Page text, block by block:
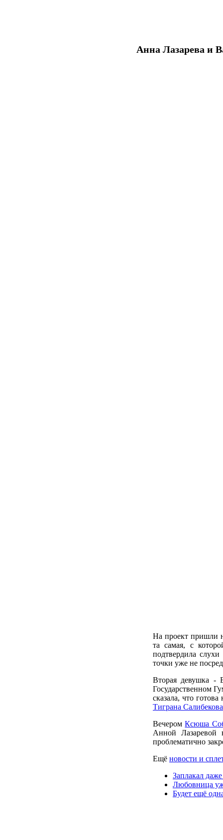
Анна Лазарева и
На проект пришли
та самая, с
подтвердила
точки уже не
Вторая девушка -
Государственном
сказала, что
Тиграна Салибекова
ВечеромКсюша
Анной Лазаревой
проблематично
Ещё новости и
Заплакал
Любовница
Будет ещё